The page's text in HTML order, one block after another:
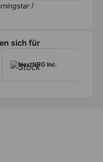
/
sich für
NextNRG Inc.